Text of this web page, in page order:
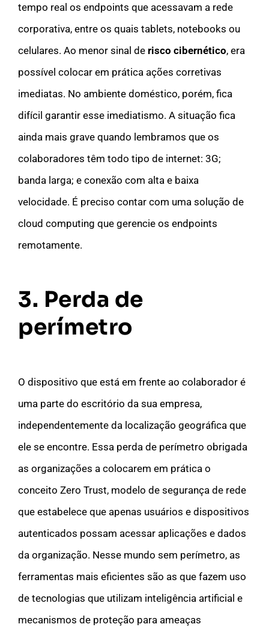
tempo real os endpoints que acessavam a rede
corporativa, entre os quais tablets, notebooks ou
celulares. Ao menor sinal de risco cibernético, era
possível colocar em prática ações corretivas
imediatas. No ambiente doméstico, porém, fica
difícil garantir esse imediatismo. A situação fica
ainda mais grave quando lembramos que os
colaboradores têm todo tipo de internet: 3G;
banda larga; e conexão com alta e baixa
velocidade. É preciso contar com uma solução de
cloud computing que gerencie os endpoints
remotamente.
3. Perda de
perímetro
O dispositivo que está em frente ao colaborador é
uma parte do escritório da sua empresa,
independentemente da localização geográfica que
ele se encontre. Essa perda de perímetro obrigada
as organizações a colocarem em prática o
conceito Zero Trust, modelo de segurança de rede
que estabelece que apenas usuários e dispositivos
autenticados possam acessar aplicações e dados
da organização. Nesse mundo sem perímetro, as
ferramentas mais eficientes são as que fazem uso
de tecnologias que utilizam inteligência artificial e
mecanismos de proteção para ameaças